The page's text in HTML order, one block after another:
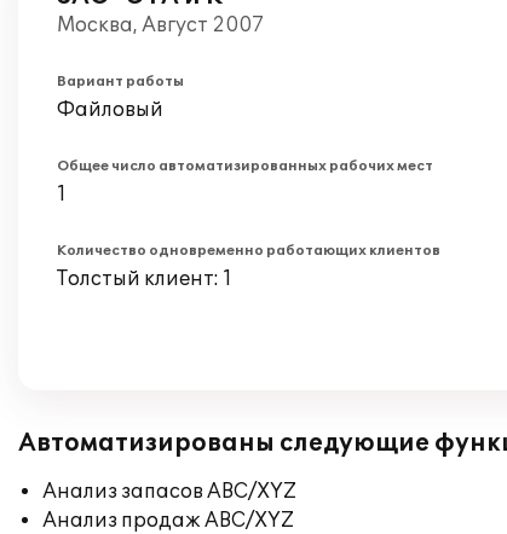
Москва, Август 2007
Вариант работы
Файловый
Общее число автоматизированных рабочих мест
1
Количество одновременно работающих клиентов
Толстый клиент: 1
Автоматизированы следующие
Анализ запасов ABC/XYZ
Анализ продаж ABC/XYZ